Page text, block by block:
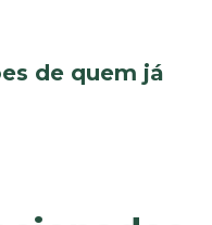
de quem já